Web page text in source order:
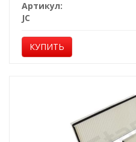
Артикул:
JC
КУПИТЬ